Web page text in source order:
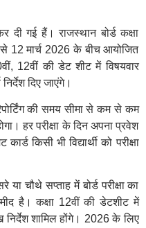
दी गई हैं। राजस्थान बोर्ड कक्षा
से 12 मार्च 2026 के बीच आयोजित
12वीं की डेट शीट में विषयवार
दिए जाएंगे।
की समय सीमा से कम से कम
हर परीक्षा के दिन अपना प्रवेश
किसी भी विद्यार्थी को परीक्षा
या चौथे सप्ताह में बोर्ड परीक्षा का
है। कक्षा 12वीं की डेटशीट में
निर्देश शामिल होंगे। 2026 के लिए